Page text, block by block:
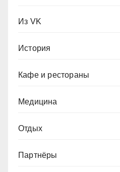
Из VK
История
Кафе и рестораны
Медицина
Отдых
Партнёры